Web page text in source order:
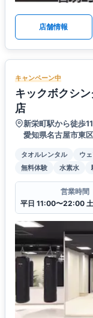
店舗情報
キャンペーン中
キックボクシ
店
新栄町駅から徒歩
愛知県名古屋市東
タオルレンタル ウ
無料体験
水素水
営業時間